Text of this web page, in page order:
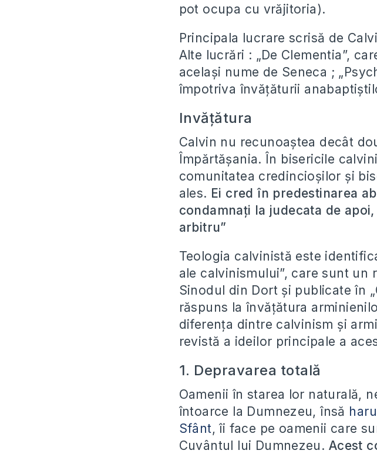
pot ocupa cu vrăjitoria).
Principala lucrare scrisă de
Alte lucrări : „De Clementia”,
același nume de Seneca ;
împotriva învățăturii
Invățătura
Calvin nu recunoaștea decât
Împărtășania. În bisericile
comunitatea credincioșilor și
ales. Ei cred în predestinarea
condamnați la judecata de
arbitru”
Teologia calvinistă este
ale calvinismului”, care sunt
Sinodul din Dort și publicate în
răspuns la învățătura
diferența dintre calvinism și
revistă a ideilor principale a
1. Depravarea totală
Oamenii în starea lor naturală,
întoarce la Dumnezeu, însă
Sfânt, îi face pe oamenii care
Cuvântul lui Dumnezeu. Acest